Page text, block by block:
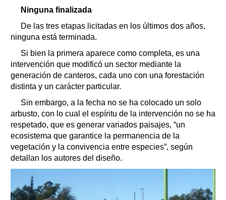
Ninguna finalizada
De las tres etapas licitadas en los últimos dos años,
ninguna está terminada.
Si bien la primera aparece como completa, es una
intervención que modificó un sector mediante la
generación de canteros, cada uno con una forestación
distinta y un carácter particular.
Sin embargo, a la fecha no se ha colocado un solo
arbusto, con lo cual el espíritu de la intervención no se ha
respetado, que es generar variados paisajes, “un
ecosistema que garantice la permanencia de la
vegetación y la convivencia entre especies”, según
detallan los autores del diseño.